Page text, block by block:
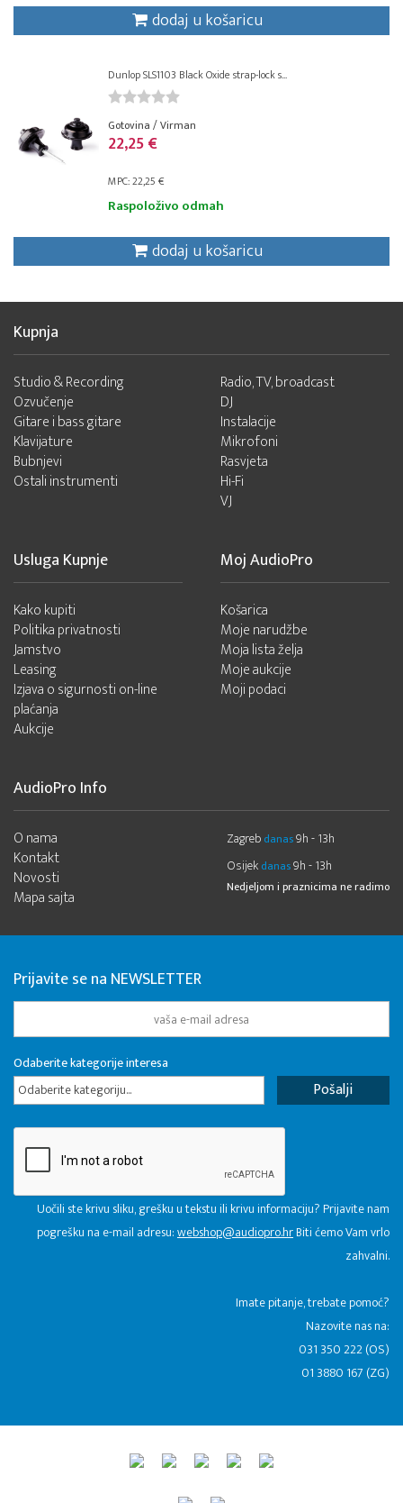
dodaj u košaricu
Dunlop SLS1103 Black Oxide strap-lock s...
Gotovina / Virman
22,25 €
MPC: 22,25 €
Raspoloživo odmah
dodaj u košaricu
Kupnja
Studio & Recording
Ozvučenje
Gitare i bass gitare
Klavijature
Bubnjevi
Ostali instrumenti
Radio, TV, broadcast
DJ
Instalacije
Mikrofoni
Rasvjeta
Hi-Fi
VJ
Usluga Kupnje
Kako kupiti
Politika privatnosti
Jamstvo
Leasing
Izjava o sigurnosti on-line
plaćanja
Aukcije
Moj AudioPro
Košarica
Moje narudžbe
Moja lista želja
Moje aukcije
Moji podaci
AudioPro Info
O nama
Kontakt
Novosti
Mapa sajta
Zagreb danas9h - 13h
Osijek danas9h - 13h
Nedjeljom i praznicima ne radimo
Prijavite se na NEWSLETTER
Odaberite kategorije interesa
Odaberite kategoriju...
Uočili ste krivu sliku, grešku u tekstu ili krivu informaciju? Prijavite nam
pogrešku na e-mail adresu:webshop@audiopro.hrBiti ćemo Vam vrlo
zahvalni.
​Imate pitanje, trebate pomoć?
Nazovite nas na:
031 350 222 (OS)
01 3880 167 (ZG)